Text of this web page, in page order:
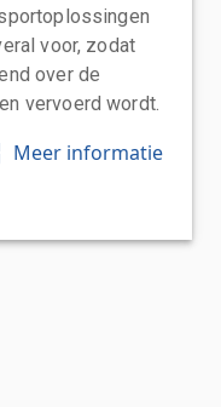
voor, zodat
over de
vervoerd wordt.
Meer informatie